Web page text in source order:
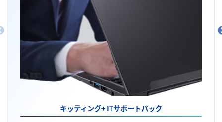
キッティング+ITサポートパック